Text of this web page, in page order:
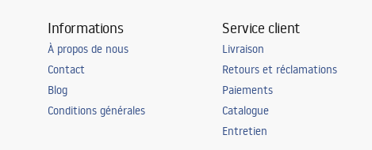
Informations
À propos de nous
Contact
Blog
Conditions générales
Service client
Livraison
Retours et réclamations
Paiements
Catalogue
Entretien